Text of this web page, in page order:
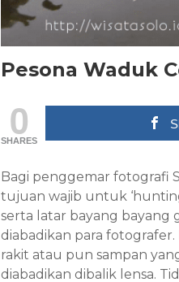
Pesona Waduk
0
SHARES
Bagi penggemar fotografi
tujuan wajib untuk
serta latar bayang
diabadikan para
rakit atau pun sampan
diabadikan dibalik lensa.